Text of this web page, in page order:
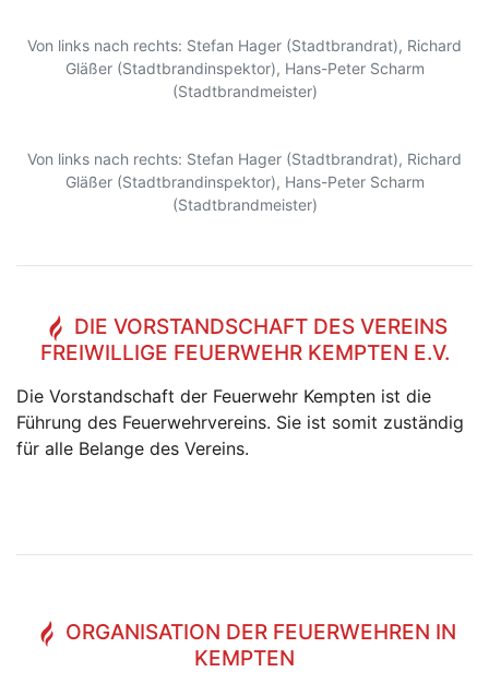
Von links nach rechts: Stefan Hager (Stadtbrandrat), Richard
Gläßer (Stadtbrandinspektor), Hans-Peter Scharm
(Stadtbrandmeister)
Von links nach rechts: Stefan Hager (Stadtbrandrat), Richard
Gläßer (Stadtbrandinspektor), Hans-Peter Scharm
(Stadtbrandmeister)
DIE VORSTANDSCHAFT DES VEREINS
FREIWILLIGE FEUERWEHR KEMPTEN E.V.
Die Vorstandschaft der Feuerwehr Kempten ist die
Führung des Feuerwehrvereins. Sie ist somit zuständig
für alle Belange des Vereins.
ORGANISATION DER FEUERWEHREN IN
KEMPTEN